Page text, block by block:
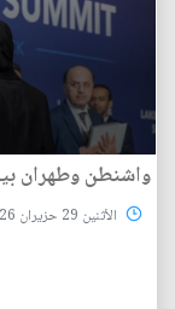
واشنطن وطهران
الأثنين 29 حزيران 2026